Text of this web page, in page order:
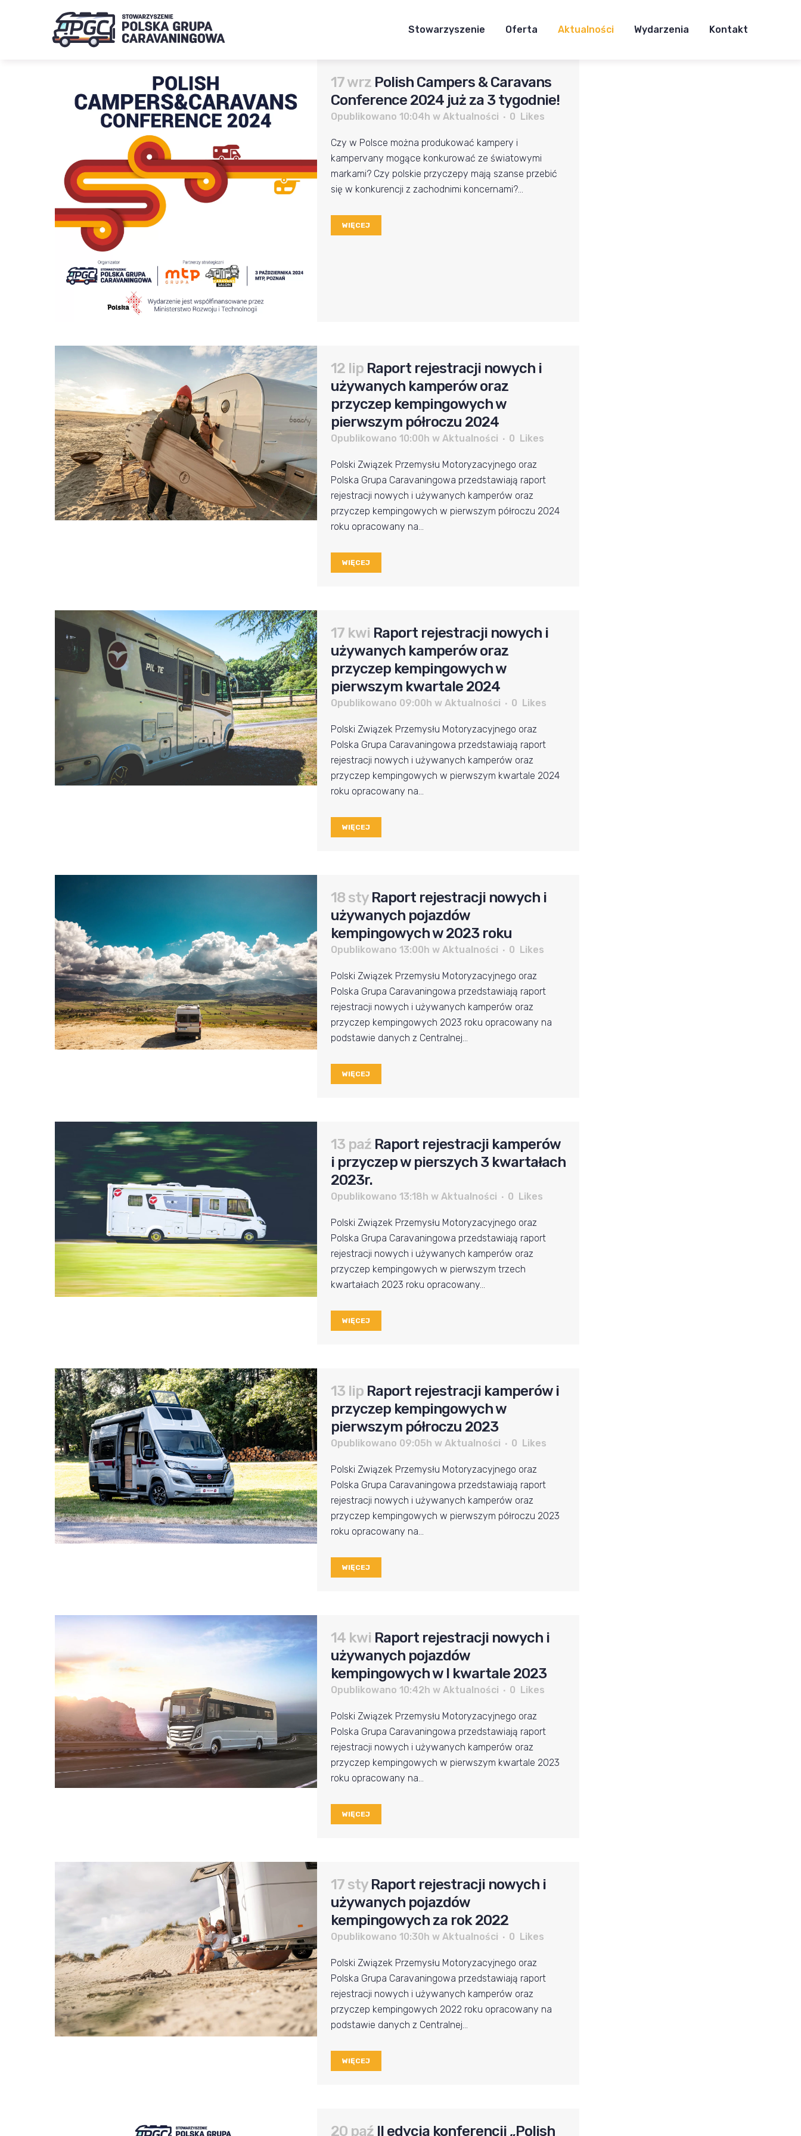
Stowarzyszenie Oferta Aktualności Wydarzenia Kontakt
17 wrz Polish Campers & Caravans
Conference 2024 już za 3 tygodnie!
Opublikowano 10:04h w Aktualności 0 Likes
Czy w Polsce można produkować kampery i
kampervany mogące konkurować ze światowymi
markami? Czy polskie przyczepy mają szanse przebić
się w konkurencji z zachodnimi koncernami?...
WIĘCEJ
12 lip Raport rejestracji nowych i
używanych kamperów oraz
przyczep kempingowych w
pierwszym półroczu 2024
Opublikowano 10:00h w Aktualności 0 Likes
Polski Związek Przemysłu Motoryzacyjnego oraz
Polska Grupa Caravaningowa przedstawiają raport
rejestracji nowych i używanych kamperów oraz
przyczep kempingowych w pierwszym półroczu 2024
roku opracowany na...
WIĘCEJ
17 kwi Raport rejestracji nowych i
używanych kamperów oraz
przyczep kempingowych w
pierwszym kwartale 2024
Opublikowano 09:00h w Aktualności 0 Likes
Polski Związek Przemysłu Motoryzacyjnego oraz
Polska Grupa Caravaningowa przedstawiają raport
rejestracji nowych i używanych kamperów oraz
przyczep kempingowych w pierwszym kwartale 2024
roku opracowany na...
WIĘCEJ
18 sty Raport rejestracji nowych i
używanych pojazdów
kempingowych w 2023 roku
Opublikowano 13:00h w Aktualności 0 Likes
Polski Związek Przemysłu Motoryzacyjnego oraz
Polska Grupa Caravaningowa przedstawiają raport
rejestracji nowych i używanych kamperów oraz
przyczep kempingowych 2023 roku opracowany na
podstawie danych z Centralnej...
WIĘCEJ
13 paź Raport rejestracji kamperów
i przyczep w pierszych 3 kwartałach
2023r.
Opublikowano 13:18h w Aktualności 0 Likes
Polski Związek Przemysłu Motoryzacyjnego oraz
Polska Grupa Caravaningowa przedstawiają raport
rejestracji nowych i używanych kamperów oraz
przyczep kempingowych w pierwszym trzech
kwartałach 2023 roku opracowany...
WIĘCEJ
13 lip Raport rejestracji kamperów i
przyczep kempingowych w
pierwszym półroczu 2023
Opublikowano 09:05h w Aktualności 0 Likes
Polski Związek Przemysłu Motoryzacyjnego oraz
Polska Grupa Caravaningowa przedstawiają raport
rejestracji nowych i używanych kamperów oraz
przyczep kempingowych w pierwszym półroczu 2023
roku opracowany na...
WIĘCEJ
14 kwi Raport rejestracji nowych i
używanych pojazdów
kempingowych w I kwartale 2023
Opublikowano 10:42h w Aktualności 0 Likes
Polski Związek Przemysłu Motoryzacyjnego oraz
Polska Grupa Caravaningowa przedstawiają raport
rejestracji nowych i używanych kamperów oraz
przyczep kempingowych w pierwszym kwartale 2023
roku opracowany na...
WIĘCEJ
17 sty Raport rejestracji nowych i
używanych pojazdów
kempingowych za rok 2022
Opublikowano 10:30h w Aktualności 0 Likes
Polski Związek Przemysłu Motoryzacyjnego oraz
Polska Grupa Caravaningowa przedstawiają raport
rejestracji nowych i używanych kamperów oraz
przyczep kempingowych 2022 roku opracowany na
podstawie danych z Centralnej...
WIĘCEJ
20 paź II edycja konferencji „Polish